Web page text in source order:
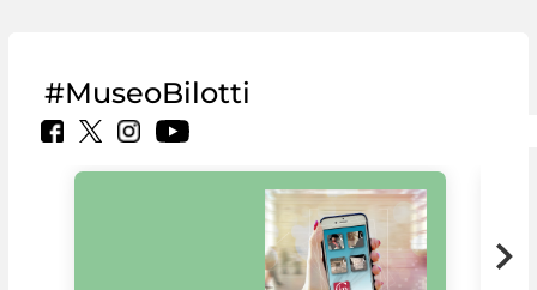
#MuseoBilotti